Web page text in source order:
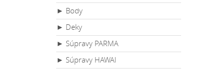
► Body
► Deky
► Súpravy PARMA
► Súpravy HAWAI